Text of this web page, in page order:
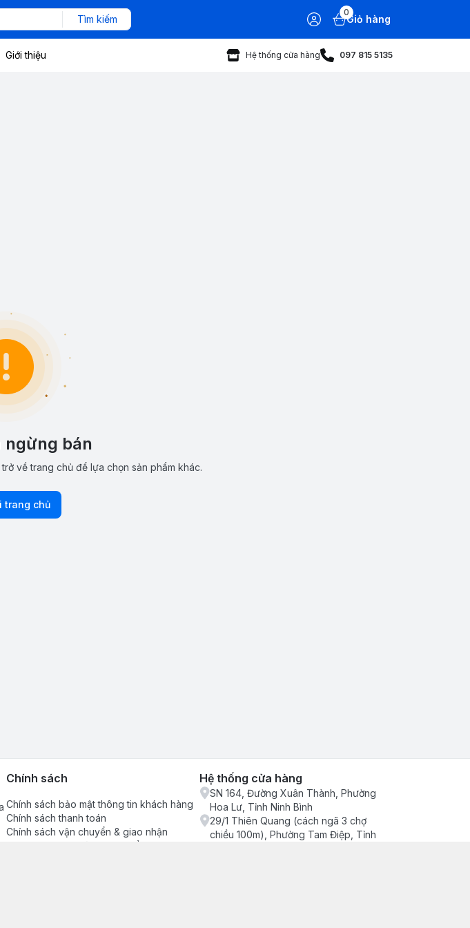
Tìm kiếm
0
Giỏ hàng
Giới thiệu Hệ thống cửa hàng 097 815 5135
ngừng bán
về trang chủ để lựa chọn sản phẩm khác.
trang chủ
Chính sách
Chính sách bảo mật thông tin khách hàng
Chính sách thanh toán
Chính sách vận chuyển & giao nhận
Chính sách bảo hành sản phẩm
Hệ thống cửa hàng
SN 164, Đường Xuân Thành, Phường
Hoa Lư, Tỉnh Ninh Bình
29/1 Thiên Quang (cách ngã 3 chợ
chiều 100m), Phường Tam Điệp, Tỉnh